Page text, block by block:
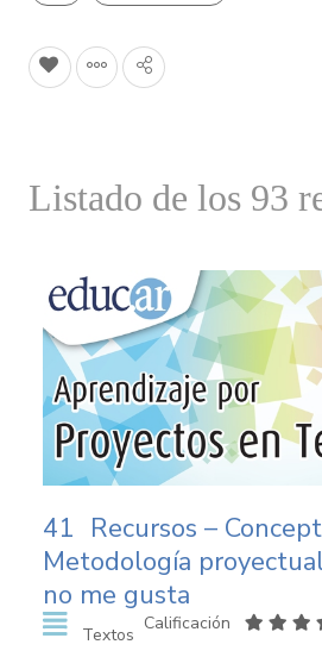
Listado de los 93
41 Recursos –
Metodología
no me gusta
Textos
Calificación